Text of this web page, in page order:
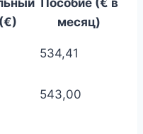
месяц)
534,41
543,00